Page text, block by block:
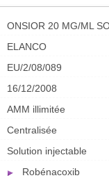
ONSIOR 20 MG/ML
ELANCO
EU/2/08/089
16/12/2008
AMM illimitée
Centralisée
Solution injectable
Robénacoxib